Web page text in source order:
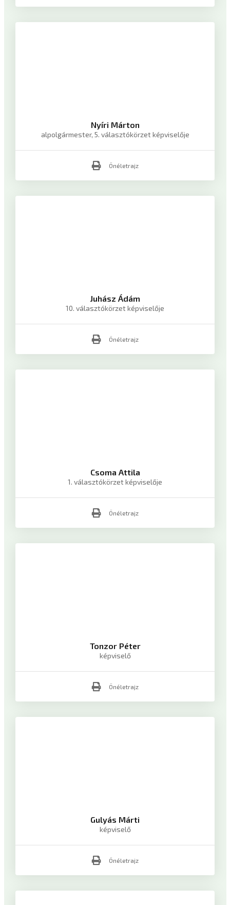
Nyíri Márton
alpolgármester, 5. választókörzet képviselője
Önéletrajz
Juhász Ádám
10. választókörzet képviselője
Önéletrajz
Csoma Attila
1. választókörzet képviselője
Önéletrajz
Tonzor Péter
képviselő
Önéletrajz
Gulyás Márti
képviselő
Önéletrajz